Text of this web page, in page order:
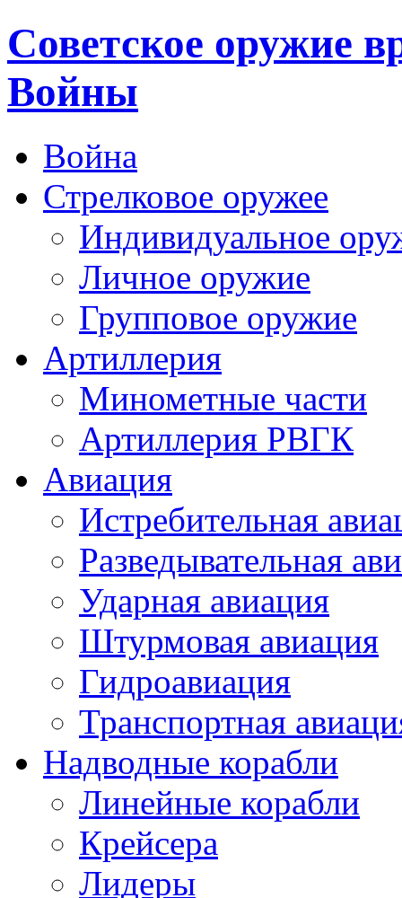
Cоветское оружие
Войны
Война
Стрелковое оружее
Индивидуальное
Личное оружие
Групповое оружие
Артиллерия
Минометные части
Артиллерия РВГК
Авиация
Истребительная
Разведывательная
Ударная авиация
Штурмовая авиация
Гидроавиация
Транспортная
Надводные корабли
Линейные корабли
Крейсера
Лидеры